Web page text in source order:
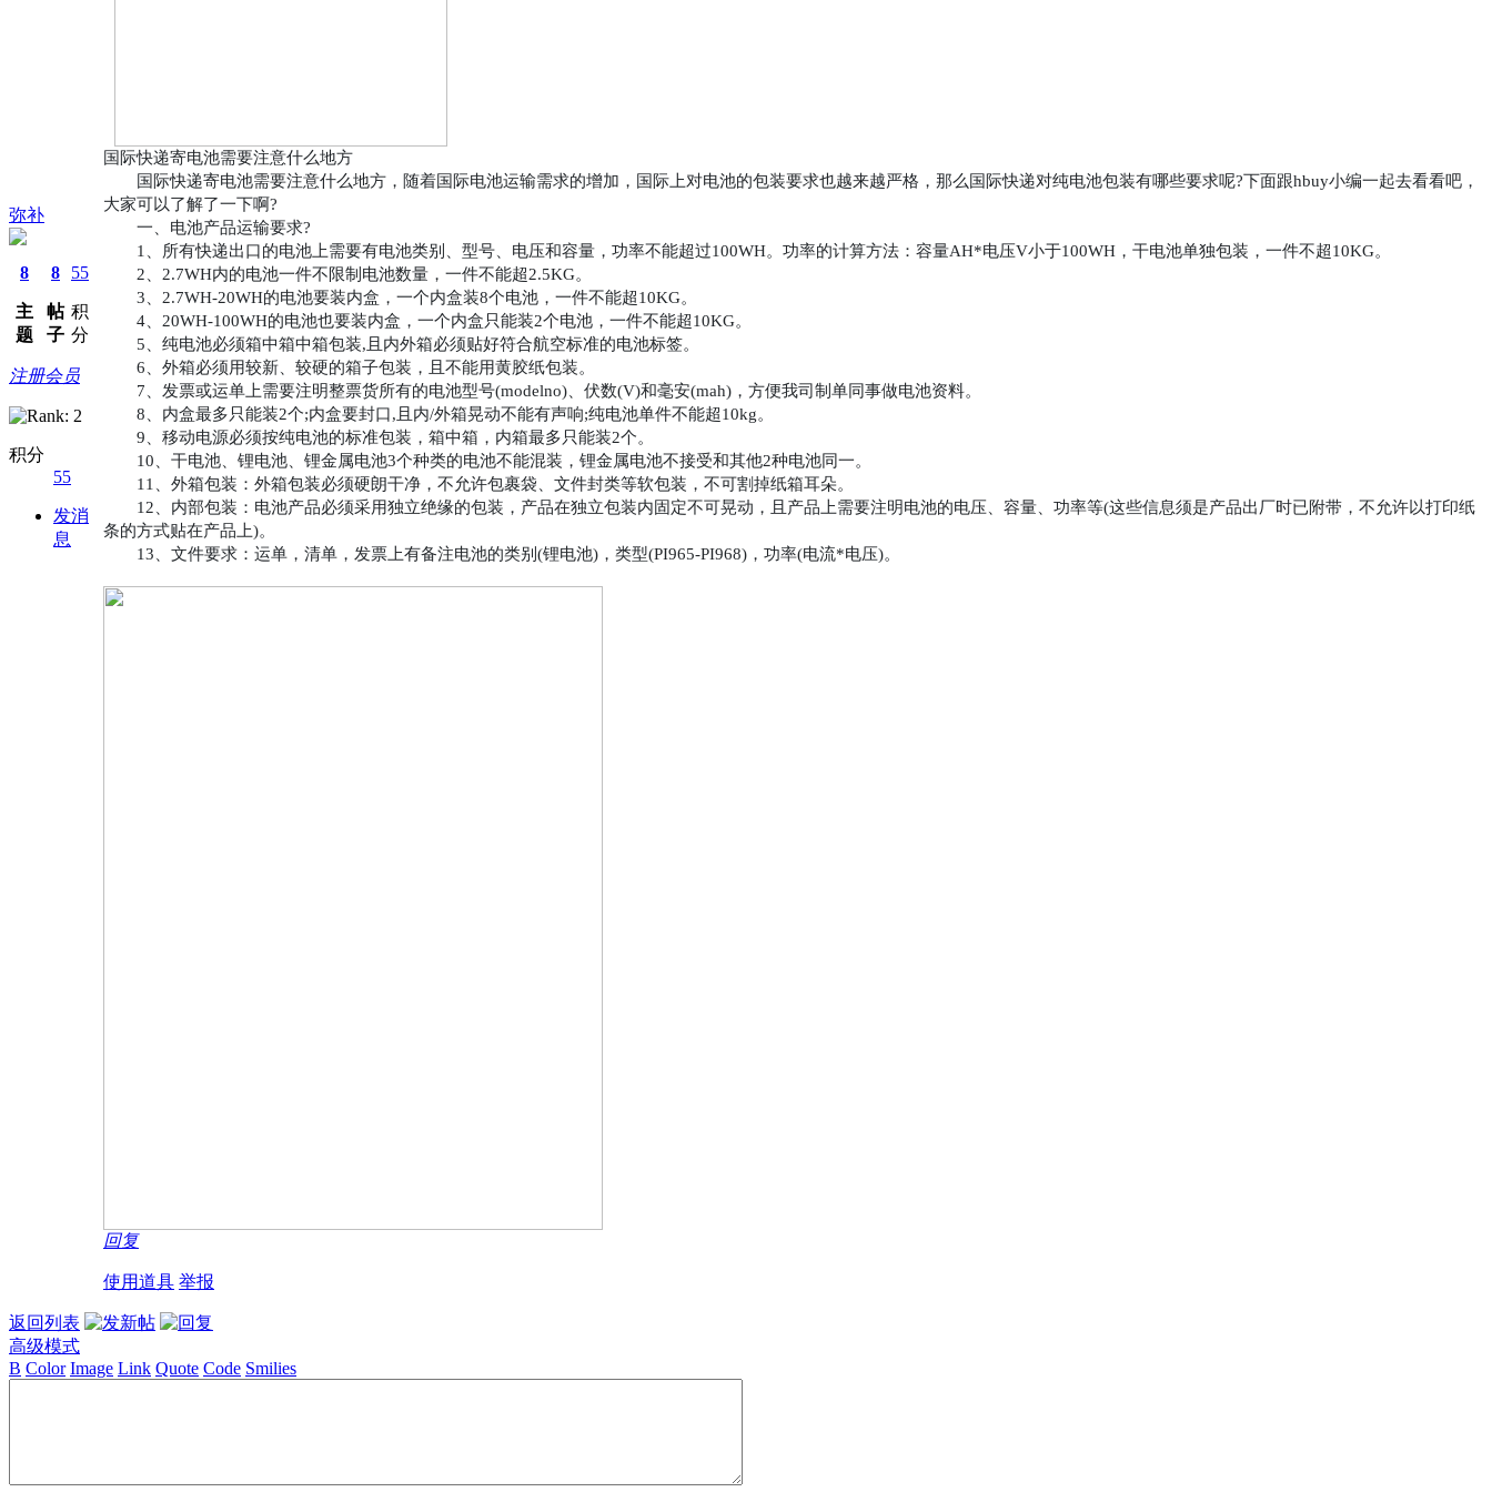
弥补
8
主
题
8
帖
子
55
积
分
注册会员
积分
55
发消
息
国际快递寄电池需要注意什么地方
国际快递寄电池需要注意什么地方，随着国际电池运输需求的增加，国际上对电池的包装要求也越来越严格，那么国际快递对纯电池包装有哪些要求呢?下面跟hbuy小编一起去看看吧，
大家可以了解了一下啊?
一、电池产品运输要求?
1、所有快递出口的电池上需要有电池类别、型号、电压和容量，功率不能超过100WH。功率的计算方法：容量AH*电压V小于100WH，干电池单独包装，一件不超10KG。
2、2.7WH内的电池一件不限制电池数量，一件不能超2.5KG。
3、2.7WH-20WH的电池要装内盒，一个内盒装8个电池，一件不能超10KG。
4、20WH-100WH的电池也要装内盒，一个内盒只能装2个电池，一件不能超10KG。
5、纯电池必须箱中箱中箱包装,且内外箱必须贴好符合航空标准的电池标签。
6、外箱必须用较新、较硬的箱子包装，且不能用黄胶纸包装。
7、发票或运单上需要注明整票货所有的电池型号(modelno)、伏数(V)和毫安(mah)，方便我司制单同事做电池资料。
8、内盒最多只能装2个;内盒要封口,且内/外箱晃动不能有声响;纯电池单件不能超10kg。
9、移动电源必须按纯电池的标准包装，箱中箱，内箱最多只能装2个。
10、干电池、锂电池、锂金属电池3个种类的电池不能混装，锂金属电池不接受和其他2种电池同一。
11、外箱包装：外箱包装必须硬朗干净，不允许包裹袋、文件封类等软包装，不可割掉纸箱耳朵。
12、内部包装：电池产品必须采用独立绝缘的包装，产品在独立包装内固定不可晃动，且产品上需要注明电池的电压、容量、功率等(这些信息须是产品出厂时已附带，不允许以打印纸
条的方式贴在产品上)。
13、文件要求：运单，清单，发票上有备注电池的类别(锂电池)，类型(PI965-PI968)，功率(电流*电压)。
回复
使用道具 举报
返回列表
高级模式
B Color Image Link Quote Code Smilies